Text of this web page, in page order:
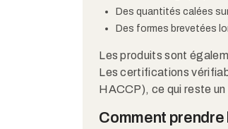
Des quantités calées
Des formes brevetées
Les produits sont
Les certifications
HACCP), ce qui reste
Comment prendre